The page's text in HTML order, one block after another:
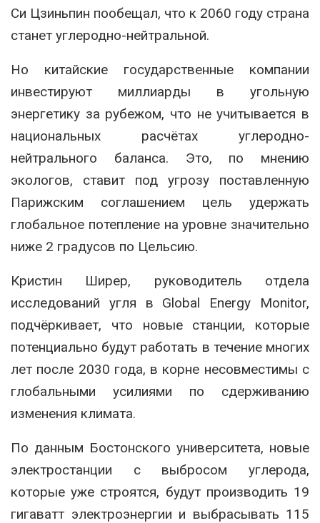
Си Цзиньпин пообещал, что к 2060 году страна
станет углеродно-нейтральной.
Но китайские государственные компании
инвестируют миллиарды в угольную
энергетику за рубежом, что не учитывается в
национальных расчётах углеродно-
нейтрального баланса. Это, по мнению
экологов, ставит под угрозу поставленную
Парижским соглашением цель удержать
глобальное потепление на уровне значительно
ниже 2 градусов по Цельсию.
Кристин Ширер, руководитель отдела
исследований угля в Global Energy Monitor,
подчёркивает, что новые станции, которые
потенциально будут работать в течение многих
лет после 2030 года, в корне несовместимы с
глобальными усилиями по сдерживанию
изменения климата.
По данным Бостонского университета, новые
электростанции с выбросом углерода,
которые уже строятся, будут производить 19
гигаватт электроэнергии и выбрасывать 115